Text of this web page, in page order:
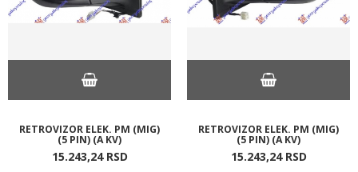
RETROVIZOR ELEK. PM (MIG)
(5 PIN) (A KV)
15.243,24 RSD
RETROVIZOR ELEK. PM (MIG)
(5 PIN) (A KV)
15.243,24 RSD